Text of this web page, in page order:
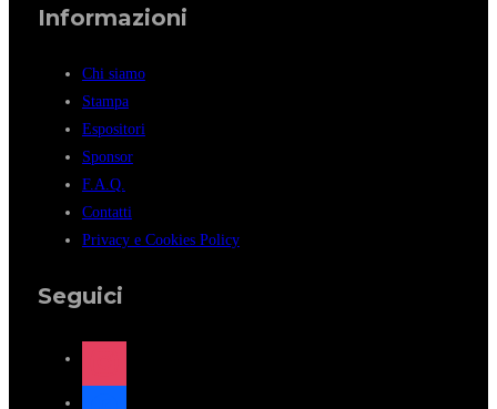
Informazioni
Chi siamo
Stampa
Espositori
Sponsor
F.A.Q.
Contatti
Privacy e Cookies Policy
Seguici